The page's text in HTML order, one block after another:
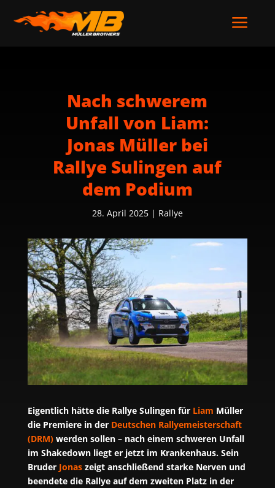
a
Nach schwerem
Unfall von Liam:
Jonas Müller bei
Rallye Sulingen auf
dem Podium
28. April 2025| Rallye
Eigentlich hätte die Rallye Sulingen für Liam Müller
die Premiere in der Deutschen Rallyemeisterschaft
(DRM)werden sollen – nach einem schweren Unfall
im Shakedown liegt er jetzt im Krankenhaus. Sein
Bruder Jonaszeigt anschließend starke Nerven und
beendete die Rallye auf dem zweiten Platz in der